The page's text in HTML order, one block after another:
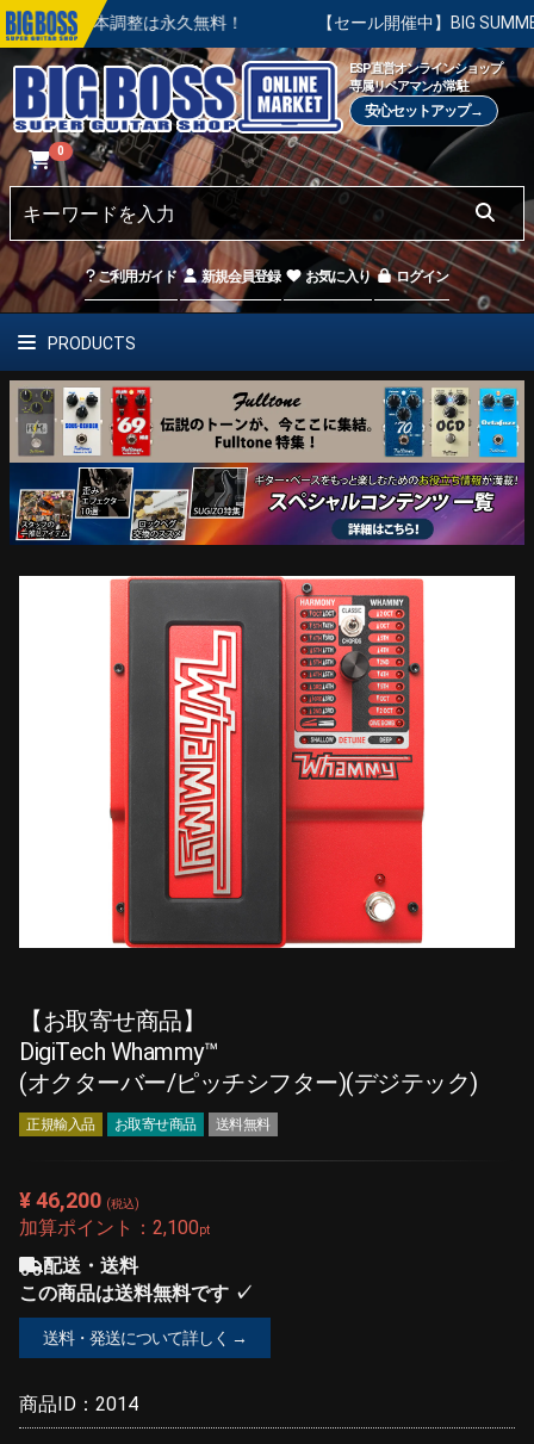
調整は永久無料！ 【セール開催中】BIG SUMMER SALE |
ESP直営オンラインショップ
専属リペアマンが常駐
安心セットアップ→
0
ご利用ガイド 新規会員登録 お気に入り ログイン
PRODUCTS
【お取寄せ商品】
DigiTech Whammy™
(オクターバー/ピッチシフター)(デジテック)
正規輸入品 お取寄せ商品 送料無料
¥ 46,200 (税込)
加算ポイント： 2,100pt
配送・送料
この商品は送料無料です ✓
送料・発送について詳しく →
商品ID： 2014